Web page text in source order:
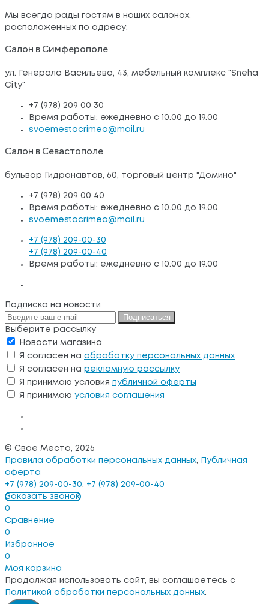
Мы всегда рады гостям в наших салонах,
расположенных по адресу:
Салон в Симферополе
ул. Генерала Васильева, 43, мебельный комплекс "Sneha
City"
+7 (978) 209 00 30
Время работы: ежедневно с 10.00 до 19.00
svoemestocrimea@mail.ru
Салон в Севастополе
бульвар Гидронавтов, 60, торговый центр "Домино"
+7 (978) 209 00 40
Время работы: ежедневно с 10.00 до 19.00
svoemestocrimea@mail.ru
+7 (978) 209-00-30
+7 (978) 209-00-40
Время работы: ежедневно с 10.00 до 19.00
Подписка на новости
Подписаться
Выберите рассылку
Новости магазина
Я согласен на обработку персональных данных
Я согласен на рекламную рассылку
Я принимаю условия публичной оферты
Я принимаю условия соглашения
© Свое Место, 2026
Правила обработки персональных данных,
Публичная
оферта
+7 (978) 209-00-30, +7 (978) 209-00-40
Заказать звонок
0
Сравнение
0
Избранное
0
Моя корзина
Продолжая использовать сайт, вы соглашаетесь с
Политикой обработки персональных данных.